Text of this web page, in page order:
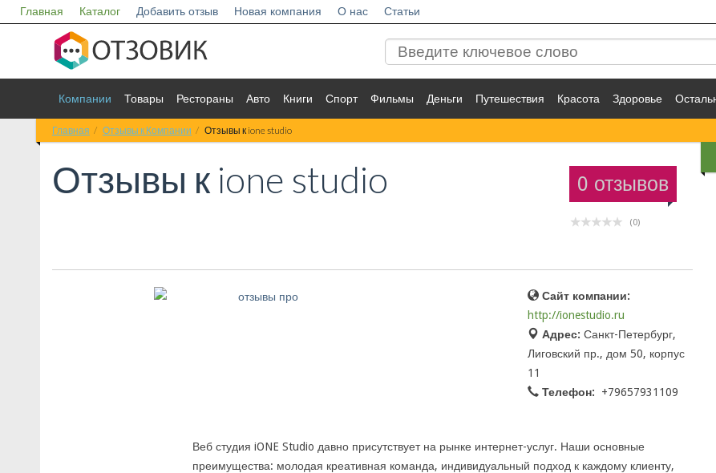
Главная Каталог Добавить отзыв Новая компания О нас Статьи
Компании Товары Рестораны Авто Книги Спорт Фильмы Деньги Путешествия Красота Здоровье
Главная Отзывы к Компании Отзывы к ione studio
0 отзывов
(0)
Отзывы к ione studio
Сайт компании:
http://ionestudio.ru
Адрес: Санкт-Петербург,
Лиговский пр., дом 50, корпус
11
Телефон:
+79657931109
Веб студия iONE Studio давно присутствует на рынке интернет-услуг. Наши основные
преимущества: молодая креативная команда, индивидуальный подход к каждому клиенту,